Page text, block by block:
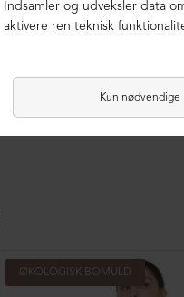
ØKOLOGISK BOMULD